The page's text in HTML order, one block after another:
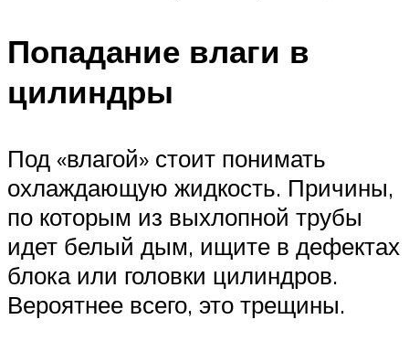
Попадание влаги в
цилиндры
Под «влагой» стоит понимать
охлаждающую жидкость. Причины,
по которым из выхлопной трубы
идет белый дым, ищите в дефектах
блока или головки цилиндров.
Вероятнее всего, это трещины.